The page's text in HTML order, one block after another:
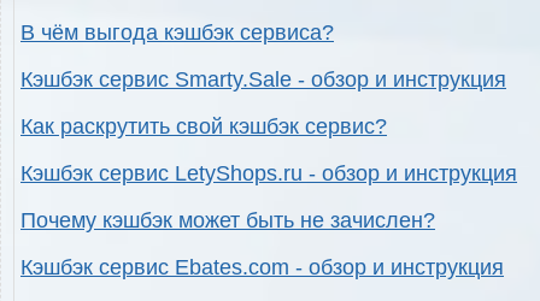
В чём выгода кэшбэк сервиса?
Кэшбэк сервис Smarty.Sale - обзор и инструкция
Как раскрутить свой кэшбэк сервис?
Кэшбэк сервис LetyShops.ru - обзор и инструкция
Почему кэшбэк может быть не зачислен?
Кэшбэк сервис Ebates.com - обзор и инструкция